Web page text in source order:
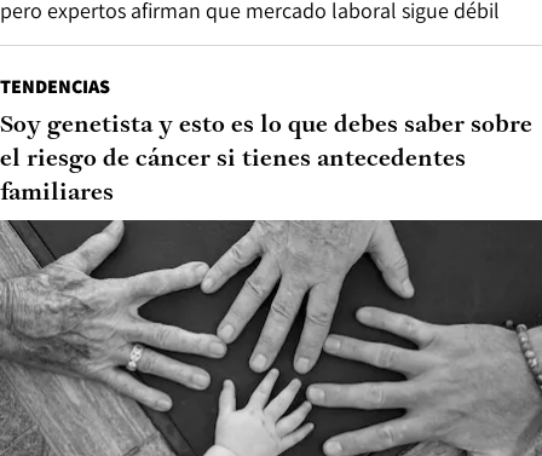
pero expertos afirman que mercado laboral sigue débil
TENDENCIAS
Soy genetista y esto es lo que debes saber sobre
el riesgo de cáncer si tienes antecedentes
familiares